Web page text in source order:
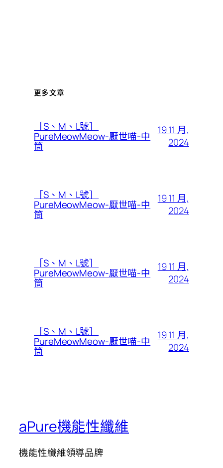
更多文章
［S、M、L號］
PureMeowMeow-厭世喵-中
筒
19 11 月,
2024
［S、M、L號］
PureMeowMeow-厭世喵-中
筒
19 11 月,
2024
［S、M、L號］
PureMeowMeow-厭世喵-中
筒
19 11 月,
2024
［S、M、L號］
PureMeowMeow-厭世喵-中
筒
19 11 月,
2024
aPure機能性纖維
機能性纖維領導品牌